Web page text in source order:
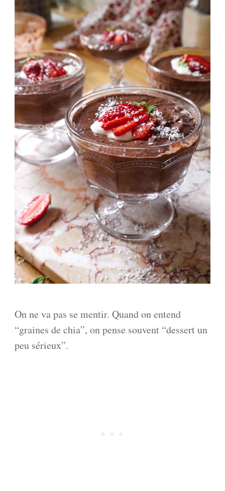
On ne va pas se mentir. Quand on entend
“graines de chia”, on pense souvent “dessert un
peu sérieux”.